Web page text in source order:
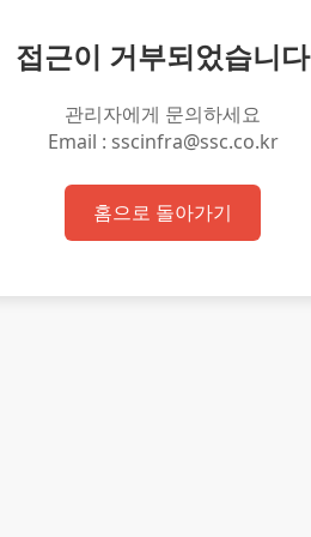
접근이 거부되었습니다
관리자에게 문의하세요
Email : sscinfra@ssc.co.kr
홈으로 돌아가기